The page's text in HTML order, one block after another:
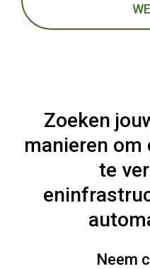
Zoeken
manieren om
te
Neem